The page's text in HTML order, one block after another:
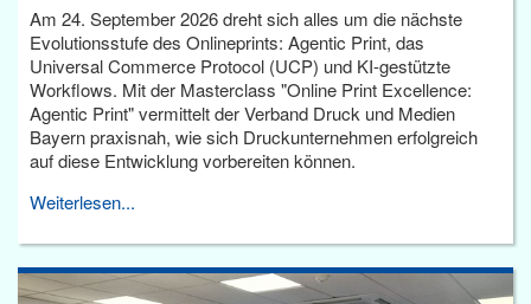
Am 24. September 2026 dreht sich alles um die nächste
Evolutionsstufe des Onlineprints: Agentic Print, das
Universal Commerce Protocol (UCP) und KI-gestützte
Workflows. Mit der Masterclass "Online Print Excellence:
Agentic Print" vermittelt der Verband Druck und Medien
Bayern praxisnah, wie sich Druckunternehmen erfolgreich
auf diese Entwicklung vorbereiten können.
Weiterlesen...